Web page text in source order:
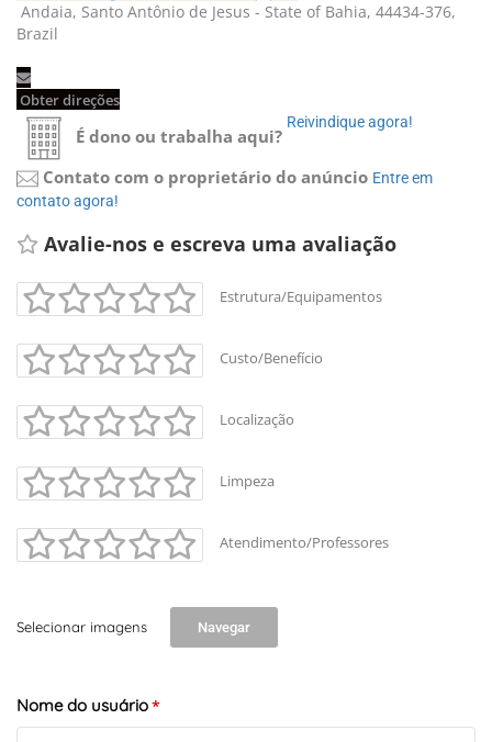
Andaia, Santo Antônio de Jesus - State of Bahia, 44434-376,
Brazil
Obter direções
É dono ou trabalha aqui?
Reivindique agora!
Contato com o proprietário do anúncio Entre em
contato agora!
Avalie-nos e escreva uma avaliação
Estrutura/Equipamentos
Custo/Benefício
Localização
Limpeza
Atendimento/Professores
Selecionar imagens Navegar
Nome do usuário*